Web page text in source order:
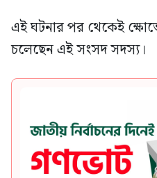
এই ঘটনার পর থেকেই
চলেছেন এই সংসদ সদস্য।